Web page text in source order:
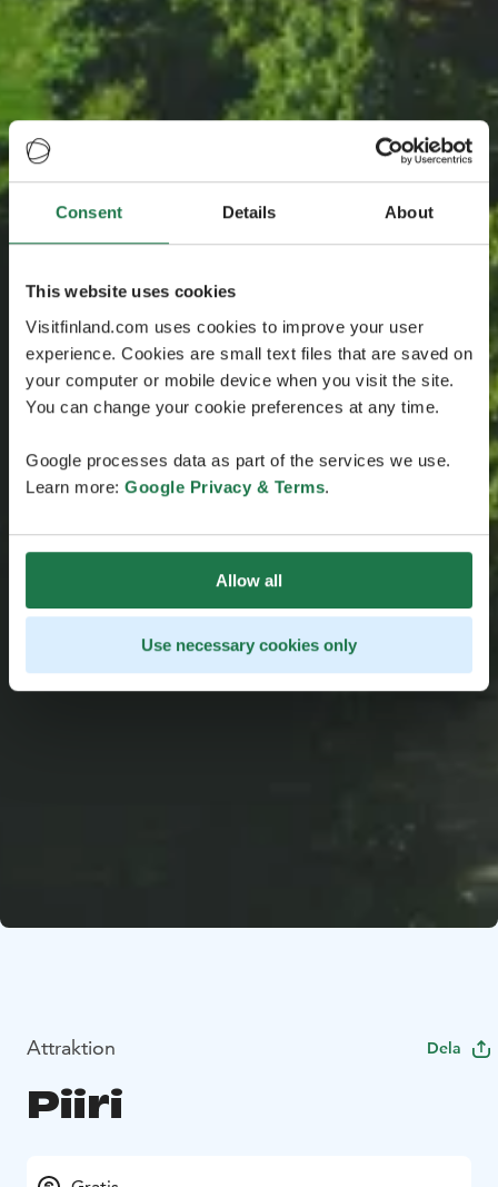
Consent Details About
This website uses cookies
Visitfinland.com uses cookies to improve your user
experience. Cookies are small text files that are saved on
your computer or mobile device when you visit the site.
You can change your cookie preferences at any time.
Google processes data as part of the services we use.
Learn more: Google Privacy & Terms.
Allow all
Use necessary cookies only
Attraktion Dela
Piiri